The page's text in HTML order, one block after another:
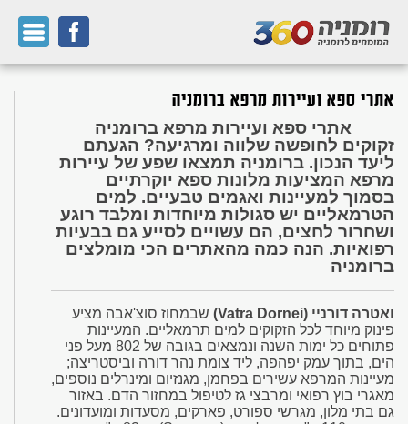
אתרי ספא ועיירות מרפא ברומניה
אתרי ספא ועיירות מרפא ברומניה
זקוקים לחופשה שלווה ומרגיעה? הגעתם
ליעד הנכון. ברומניה תמצאו שפע של עיירות
מרפא המציעות מלונות ספא יוקרתיים
בסמוך למעיינות ואגמים טבעיים. למים
הטרמאליים יש סגולות מיוחדות ומלבד רוגע
ושחרור לחצים, הם עשויים לסייע גם בבעיות
רפואיות. הנה כמה מהאתרים הכי מומלצים
ברומניה
ואטרה דורניי (Vatra Dornei)
שבמחוז סוצ'אבה מציע
פינוק מיוחד לכל הזקוקים למים תרמאליים. המעיינות
פתוחים כל ימות השנה ונמצאים בגובה של 802 מעל פני
הים, בתוך עמק יפהפה, ליד צומת נהר דורה וביסטריצה;
מעיינות המרפא עשירים בפחמן, מגנזיום ומינרלים נוספים,
מאגרי בוץ רפואי ומרבצי גז לטיפול במחזור הדם. באזור
גם בתי מלון, מגרשי ספורט, פארקים, מסעדות ומועדונים.